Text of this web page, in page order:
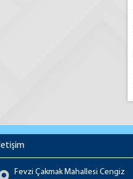
İletişim
Fevzi Çakmak Mahallesi Cengiz